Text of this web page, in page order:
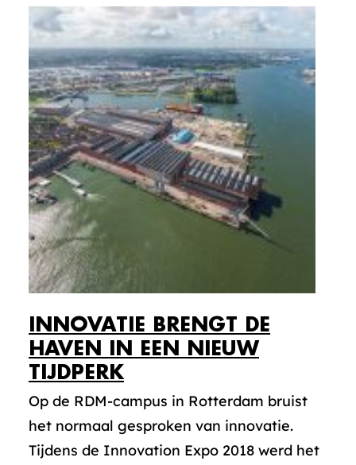
INNOVATIE BRENGT DE
HAVEN IN EEN NIEUW
TIJDPERK
Op de RDM-campus in Rotterdam bruist
het normaal gesproken van innovatie.
Tijdens de Innovation Expo 2018 werd het